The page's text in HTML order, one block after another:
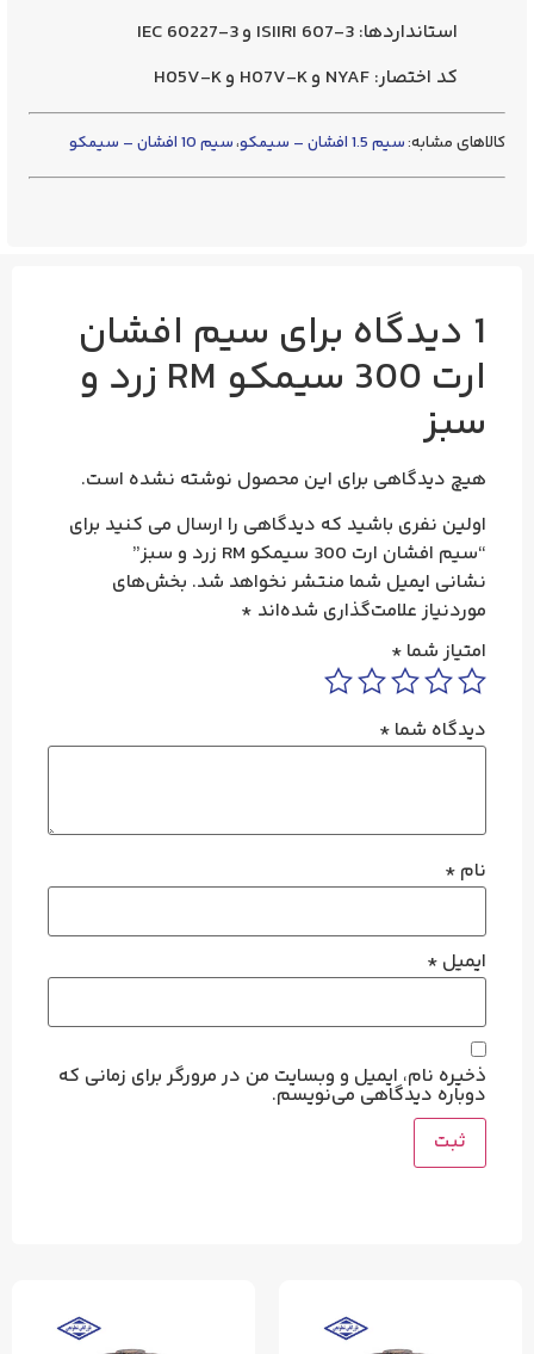
استانداردها: ISIIRI 607-3 و IEC 60227-3
کد اختصار: NYAF و H07V-K و H05V-K
کالاهای مشابه:سیم 1.5 افشان – سیمکو ،سیم 10 افشان – سیمکو
1 دیدگاه برای سیم افشان
ارت 300 سیمکو RM زرد و
سبز
هیچ دیدگاهی برای این محصول نوشته نشده است.
اولین نفری باشید که دیدگاهی را ارسال می کنید برای
“سیم افشان ارت 300 سیمکو RM زرد و سبز”
نشانی ایمیل شما منتشر نخواهد شد. بخش‌های
موردنیاز علامت‌گذاری شده‌اند *
امتیاز شما *
دیدگاه شما *
نام *
ایمیل *
ذخیره نام، ایمیل و وبسایت من در مرورگر برای زمانی که
دوباره دیدگاهی می‌نویسم.